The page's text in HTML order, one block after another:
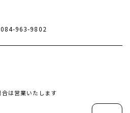
963-9802
は営業いたします